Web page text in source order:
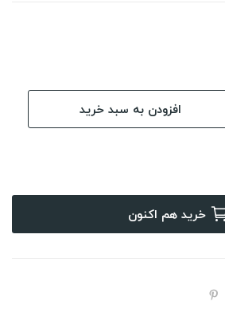
افزودن به سبد خرید
خرید هم اکنون